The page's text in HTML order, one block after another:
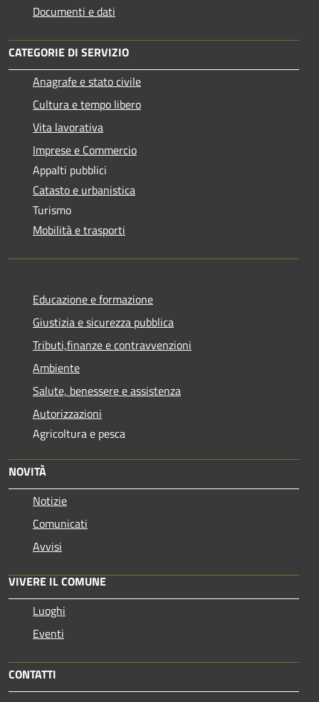
Documenti e dati
CATEGORIE DI SERVIZIO
Anagrafe e stato civile
Cultura e tempo libero
Vita lavorativa
Imprese e Commercio
Appalti pubblici
Catasto e urbanistica
Turismo
Mobilità e trasporti
Educazione e formazione
Giustizia e sicurezza pubblica
Tributi,finanze e contravvenzioni
Ambiente
Salute, benessere e assistenza
Autorizzazioni
Agricoltura e pesca
NOVITÀ
Notizie
Comunicati
Avvisi
VIVERE IL COMUNE
Luoghi
Eventi
CONTATTI